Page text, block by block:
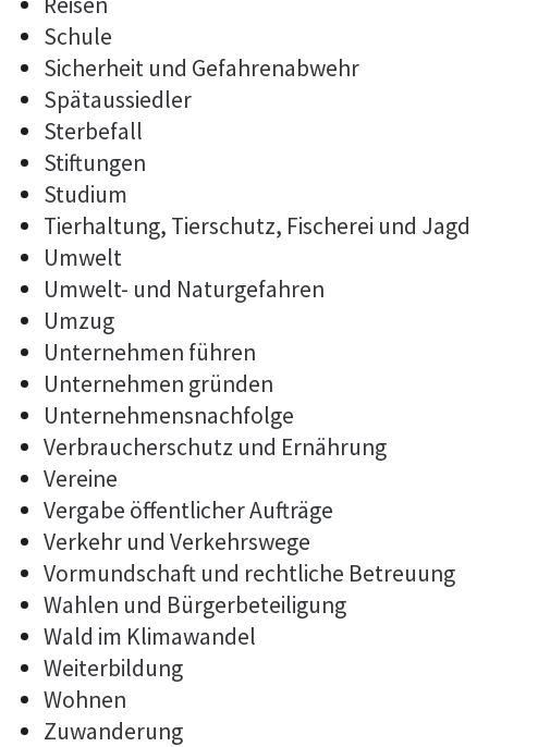
Schule
Sicherheit und Gefahrenabwehr
Spätaussiedler
Sterbefall
Stiftungen
Studium
Tierhaltung, Tierschutz, Fischerei und Jagd
Umwelt
Umwelt- und Naturgefahren
Umzug
Unternehmen führen
Unternehmen gründen
Unternehmensnachfolge
Verbraucherschutz und Ernährung
Vereine
Vergabe öffentlicher Aufträge
Verkehr und Verkehrswege
Vormundschaft und rechtliche Betreuung
Wahlen und Bürgerbeteiligung
Wald im Klimawandel
Weiterbildung
Wohnen
Zuwanderung